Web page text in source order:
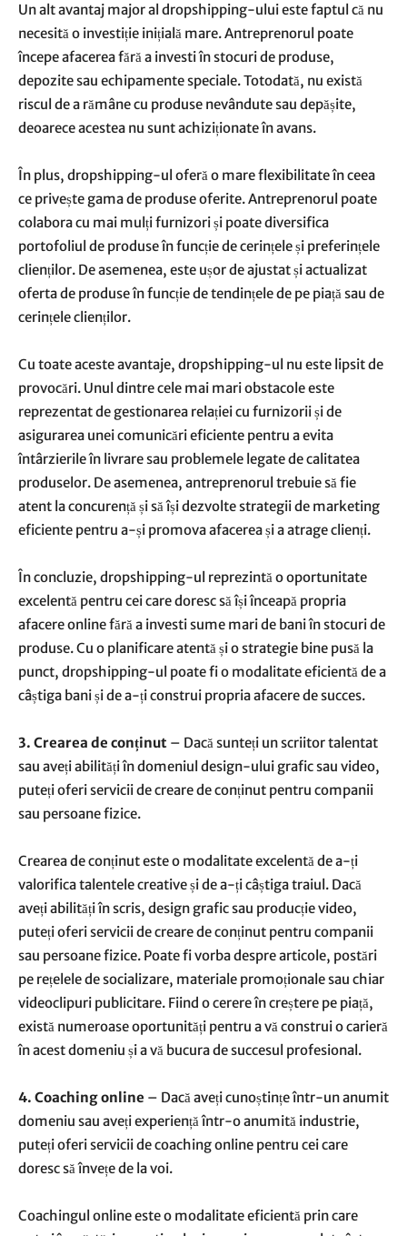
Un alt avantaj major al dropshipping-ului este faptul că nu
necesită o investiție inițială mare. Antreprenorul poate
începe afacerea fără a investi în stocuri de produse,
depozite sau echipamente speciale. Totodată, nu există
riscul de a rămâne cu produse nevândute sau depășite,
deoarece acestea nu sunt achiziționate în avans.
În plus, dropshipping-ul oferă o mare flexibilitate în ceea
ce privește gama de produse oferite. Antreprenorul poate
colabora cu mai mulți furnizori și poate diversifica
portofoliul de produse în funcție de cerințele și preferințele
clienților. De asemenea, este ușor de ajustat și actualizat
oferta de produse în funcție de tendințele de pe piață sau de
cerințele clienților.
Cu toate aceste avantaje, dropshipping-ul nu este lipsit de
provocări. Unul dintre cele mai mari obstacole este
reprezentat de gestionarea relației cu furnizorii și de
asigurarea unei comunicări eficiente pentru a evita
întârzierile în livrare sau problemele legate de calitatea
produselor. De asemenea, antreprenorul trebuie să fie
atent la concurență și să își dezvolte strategii de marketing
eficiente pentru a-și promova afacerea și a atrage clienți.
În concluzie, dropshipping-ul reprezintă o oportunitate
excelentă pentru cei care doresc să își înceapă propria
afacere online fără a investi sume mari de bani în stocuri de
produse. Cu o planificare atentă și o strategie bine pusă la
punct, dropshipping-ul poate fi o modalitate eficientă de a
câștiga bani și de a-ți construi propria afacere de succes.
3. Crearea de conținut – Dacă sunteți un scriitor talentat
sau aveți abilități în domeniul design-ului grafic sau video,
puteți oferi servicii de creare de conținut pentru companii
sau persoane fizice.
Crearea de conținut este o modalitate excelentă de a-ți
valorifica talentele creative și de a-ți câștiga traiul. Dacă
aveți abilități în scris, design grafic sau producție video,
puteți oferi servicii de creare de conținut pentru companii
sau persoane fizice. Poate fi vorba despre articole, postări
pe rețelele de socializare, materiale promoționale sau chiar
videoclipuri publicitare. Fiind o cerere în creștere pe piață,
există numeroase oportunități pentru a vă construi o carieră
în acest domeniu și a vă bucura de succesul profesional.
4. Coaching online – Dacă aveți cunoștințe într-un anumit
domeniu sau aveți experiență într-o anumită industrie,
puteți oferi servicii de coaching online pentru cei care
doresc să învețe de la voi.
Coachingul online este o modalitate eficientă prin care